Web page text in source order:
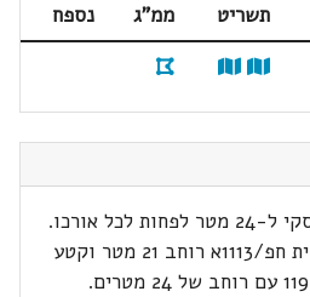
תשריט ממ"ג
נספח
הרחבת רחוב טשרניחובסקי ל-24 מטר לפחות לכל אורכו.
קטע מדרך זו כלול בתכנית חפ/1113א רוחב 21 מטר וקטע